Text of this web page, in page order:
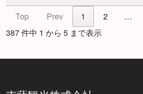
Top Prev 1 2 …
387 件中 1 から 5 まで表示